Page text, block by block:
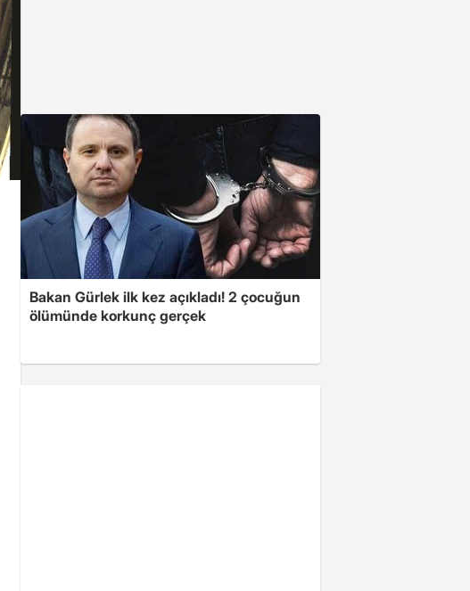
Bakan Gürlek ilk kez açıkladı! 2 çocuğun
ölümünde korkunç gerçek